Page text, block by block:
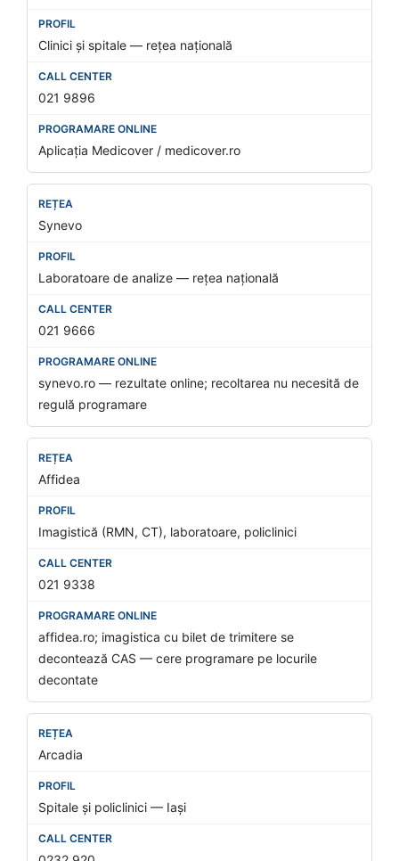
Clinici și spitale — rețea națională
021 9896
Aplicația Medicover / medicover.ro
Synevo
Laboratoare de analize — rețea națională
021 9666
synevo.ro — rezultate online; recoltarea nu necesită de
regulă programare
Affidea
Imagistică (RMN, CT), laboratoare, policlinici
021 9338
affidea.ro; imagistica cu bilet de trimitere se
decontează CAS — cere programare pe locurile
decontate
Arcadia
Spitale și policlinici — Iași